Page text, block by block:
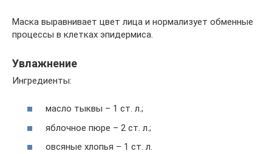
Маска выравнивает цвет лица и нормализует обменные
процессы в клетках эпидермиса.
Увлажнение
Ингредиенты:
масло тыквы – 1 ст. л.;
яблочное пюре – 2 ст. л.;
овсяные хлопья – 1 ст. л.